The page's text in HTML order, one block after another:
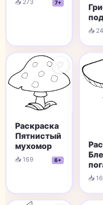
📥 273 7+
📥
♡
Раскраска
Пятнистый
мухомор
📥 169 6+
📥